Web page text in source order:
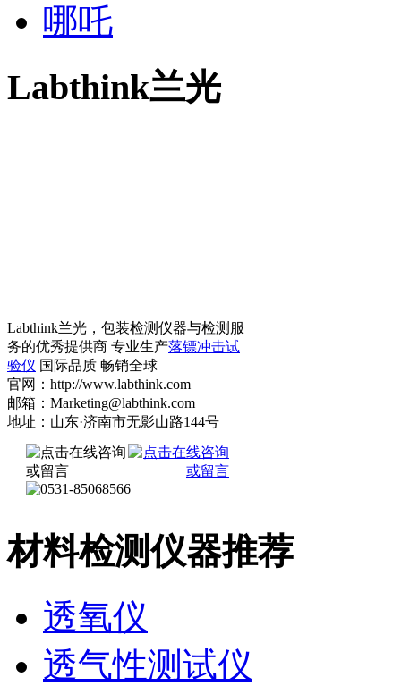
哪吒
Labthink兰光
Labthink兰光，包装检测仪器与检测服
务的优秀提供商 专业生产落镖冲击试
验仪 国际品质 畅销全球
官网：http://www.labthink.com
邮箱：Marketing@labthink.com
地址：山东·济南市无影山路144号
材料检测仪器推荐
透氧仪
透气性测试仪